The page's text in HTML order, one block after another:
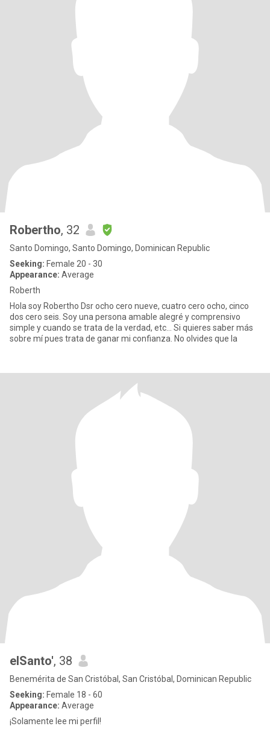
Robertho, 32
Santo Domingo, Santo Domingo, Dominican Republic
Seeking: Female 20 - 30
Appearance: Average
Roberth
Hola soy Robertho Dsr ocho cero nueve, cuatro cero ocho, cinco
dos cero seis. Soy una persona amable alegré y comprensivo
simple y cuando se trata de la verdad, etc... Si quieres saber más
sobre mí pues trata de ganar mi confianza. No olvides que la
elSanto', 38
Benemérita de San Cristóbal, San Cristóbal, Dominican Republic
Seeking: Female 18 - 60
Appearance: Average
¡Solamente lee mi perfil!